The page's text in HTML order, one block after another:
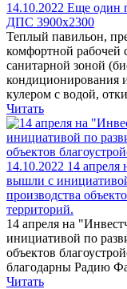
14.10.2022 Еще один
ДПС 3900х2300
Теплый павильон,
комфортной
санитарной зоной
кондиционирования
кулером с водой,
Читать
14.10.2022 14 апреля
вышли с
производства
территорий.
14 апреля на
инициативой по
объектов
благодарны Радию
Читать